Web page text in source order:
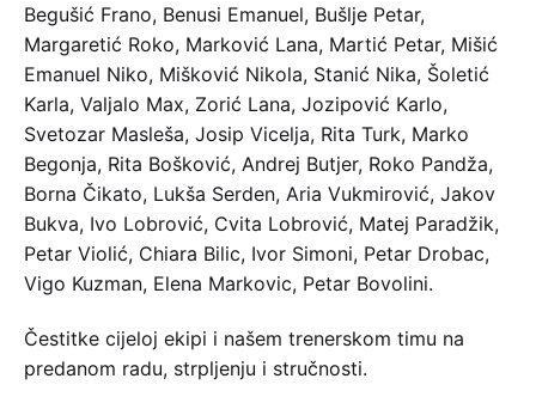
Begušić Frano, Benusi Emanuel, Bušlje Petar,
Margaretić Roko, Marković Lana, Martić Petar, Mišić
Emanuel Niko, Mišković Nikola, Stanić Nika, Šoletić
Karla, Valjalo Max, Zorić Lana, Jozipović Karlo,
Svetozar Masleša, Josip Vicelja, Rita Turk, Marko
Begonja, Rita Bošković, Andrej Butjer, Roko Pandža,
Borna Čikato, Lukša Serden, Aria Vukmirović, Jakov
Bukva, Ivo Lobrović, Cvita Lobrović, Matej Paradžik,
Petar Violić, Chiara Bilic, Ivor Simoni, Petar Drobac,
Vigo Kuzman, Elena Markovic, Petar Bovolini.
Čestitke cijeloj ekipi i našem trenerskom timu na
predanom radu, strpljenju i stručnosti.